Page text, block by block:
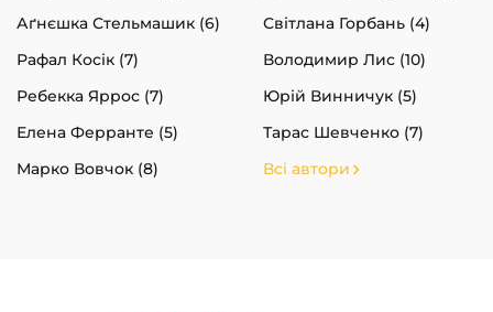
Аґнєшка Стельмашик (6)
Світлана Горбань (4)
Рафал Косік (7)
Володимир Лис (10)
Ребекка Яррос (7)
Юрій Винничук (5)
Елена Ферранте (5)
Тарас Шевченко (7)
Марко Вовчок (8)
Всі автори